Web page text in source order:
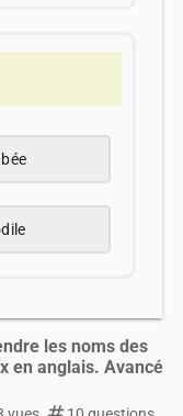
les noms des
en anglais. Avancé